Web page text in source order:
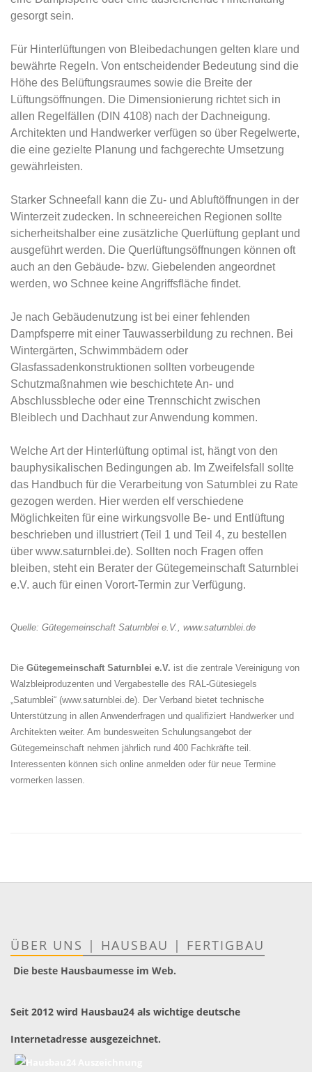
gesorgt sein.
Für Hinterlüftungen von Bleibedachungen gelten klare und
bewährte Regeln. Von entscheidender Bedeutung sind die
Höhe des Belüftungsraumes sowie die Breite der
Lüftungsöffnungen. Die Dimensionierung richtet sich in
allen Regelfällen (DIN 4108) nach der Dachneigung.
Architekten und Handwerker verfügen so über Regelwerte,
die eine gezielte Planung und fachgerechte Umsetzung
gewährleisten.
Starker Schneefall kann die Zu- und Abluftöffnungen in der
Winterzeit zudecken. In schneereichen Regionen sollte
sicherheitshalber eine zusätzliche Querlüftung geplant und
ausgeführt werden. Die Querlüftungsöffnungen können oft
auch an den Gebäude- bzw. Giebelenden angeordnet
werden, wo Schnee keine Angriffsfläche findet.
Je nach Gebäudenutzung ist bei einer fehlenden
Dampfsperre mit einer Tauwasserbildung zu rechnen. Bei
Wintergärten, Schwimmbädern oder
Glasfassadenkonstruktionen sollten vorbeugende
Schutzmaßnahmen wie beschichtete An- und
Abschlussbleche oder eine Trennschicht zwischen
Bleiblech und Dachhaut zur Anwendung kommen.
Welche Art der Hinterlüftung optimal ist, hängt von den
bauphysikalischen Bedingungen ab. Im Zweifelsfall sollte
das Handbuch für die Verarbeitung von Saturnblei zu Rate
gezogen werden. Hier werden elf verschiedene
Möglichkeiten für eine wirkungsvolle Be- und Entlüftung
beschrieben und illustriert (Teil 1 und Teil 4, zu bestellen
über www.saturnblei.de). Sollten noch Fragen offen
bleiben, steht ein Berater der Gütegemeinschaft Saturnblei
e.V. auch für einen Vorort-Termin zur Verfügung.
Quelle: Gütegemeinschaft Saturnblei e.V., www.saturnblei.de
Die Gütegemeinschaft Saturnblei e.V. ist die zentrale Vereinigung von
Walzbleiproduzenten und Vergabestelle des RAL-Gütesiegels
„Saturnblei“ (www.saturnblei.de). Der Verband bietet technische
Unterstützung in allen Anwenderfragen und qualifiziert Handwerker und
Architekten weiter. Am bundesweiten Schulungsangebot der
Gütegemeinschaft nehmen jährlich rund 400 Fachkräfte teil.
Interessenten können sich online anmelden oder für neue Termine
vormerken lassen.
ÜBER UNS | HAUSBAU | FERTIGBAU
Die beste Hausbaumesse im Web.
Seit 2012 wird Hausbau24 als wichtige deutsche
Internetadresse ausgezeichnet.